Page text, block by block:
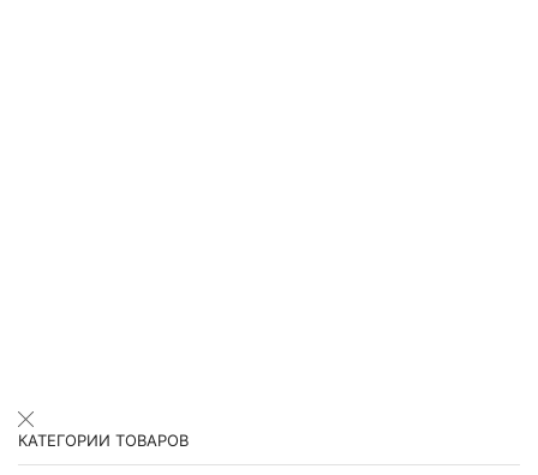
КАТЕГОРИИ ТОВАРОВ